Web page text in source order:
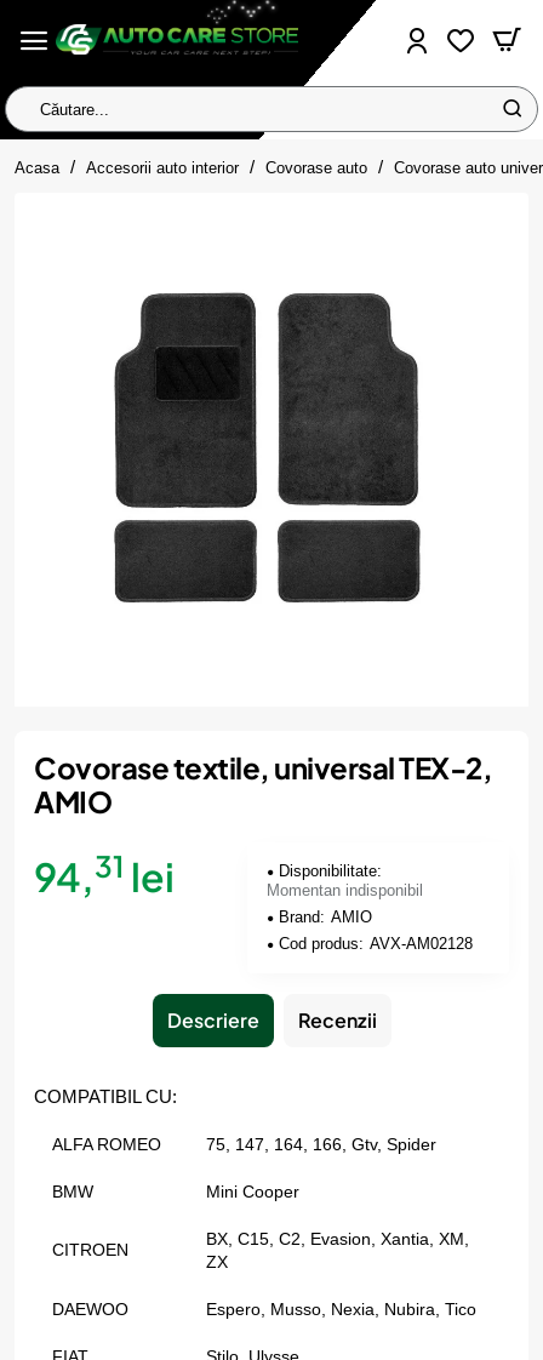
Căutare...
Acasa homeAccesorii auto interior Covorase auto Covorase auto
Momentan indisponibil
Covorase textile, universal TEX-2,
AMIO
94,31 lei
Disponibilitate:
Momentan indisponibil
Brand: AMIO
Cod produs: AVX-AM02128
Descriere Recenzii
COMPATIBIL CU:
ALFA ROMEO 75, 147, 164, 166, Gtv, Spider
BMW Mini Cooper
CITROEN
BX, C15, C2, Evasion, Xantia, XM,
ZX
DAEWOO Espero, Musso, Nexia, Nubira, Tico